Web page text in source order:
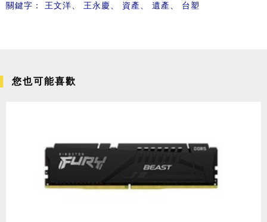
關鍵字： 王文洋、 王永慶、 資產、 遺產、 台塑
您也可能喜歡